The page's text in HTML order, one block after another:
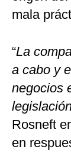
mala
“La
a cabo y
negocios
Rosneft
en